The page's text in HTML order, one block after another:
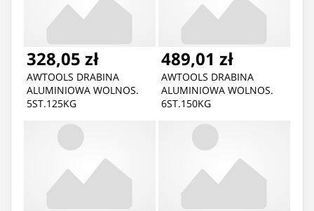
328,05 zł
AWTOOLS DRABINA
ALUMINIOWA WOLNOS.
5ST.125KG
489,01 zł
AWTOOLS DRABINA
ALUMINIOWA WOLNOS.
6ST.150KG